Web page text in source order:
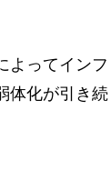
よってインフ
体化が引き続